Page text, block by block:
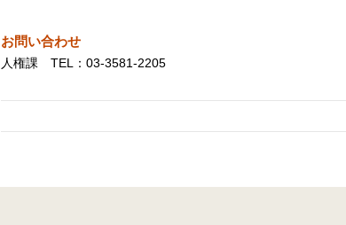
お問い合わせ
人権課 TEL：03-3581-2205